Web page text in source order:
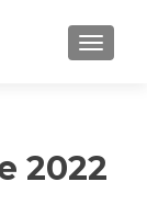
MENU
2022